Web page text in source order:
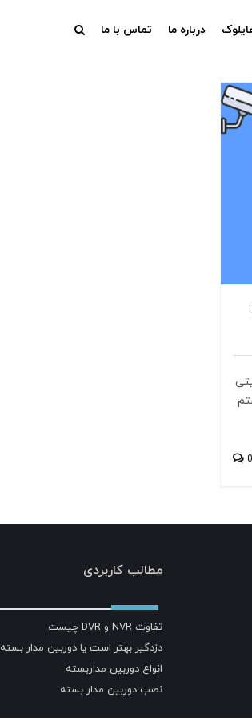
درباره ما تماس با ما
0
مطالب کاربردی
تفاوت NVR و DVR چیست
دزدگیر بهتر است یا دوربین مدار بسته
انواع دوربین مداربسته
نصب دوربین مدار بسته